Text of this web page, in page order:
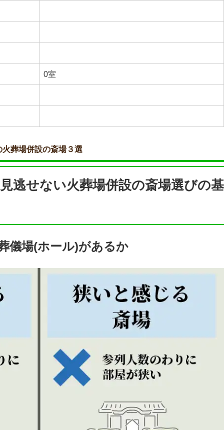
0室
葬場併設の斎場３選
逃せない火葬場併設の斎場選びの基
儀場(ホール)があるか